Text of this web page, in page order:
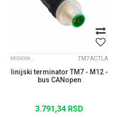
MODICON TM7 IP67 MODULARNI I/O SISTEM TM7ACTLA
linijski terminator TM7 - M12 -
bus CANopen
3.791,34 RSD